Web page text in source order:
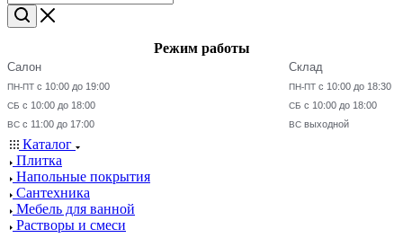
Режим работы
Салон
ПН-ПТ с 10:00 до 19:00
СБ с 10:00 до 18:00
ВС с 11:00 до 17:00
Склад
ПН-ПТ с 10:00 до 18:30
СБ с 10:00 до 18:00
ВС выходной
Каталог
Плитка
Напольные покрытия
Сантехника
Мебель для ванной
Растворы и смеси